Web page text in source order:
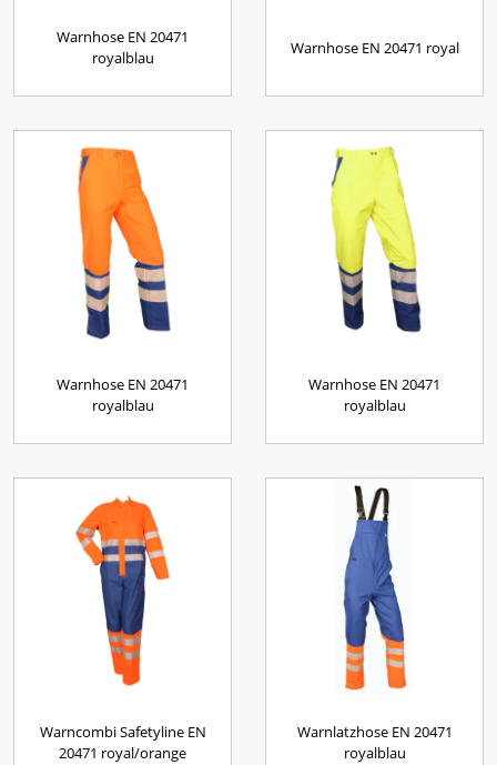
Warnhose EN 20471
royalblau
Warnhose EN 20471 royal
Warnhose EN 20471
royalblau
Warnhose EN 20471
royalblau
Warncombi Safetyline EN
20471 royal/orange
Warnlatzhose EN 20471
royalblau